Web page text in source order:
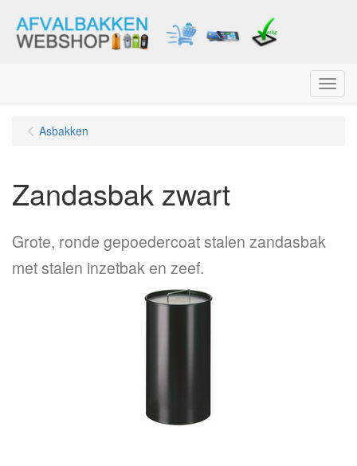
Menu
Asbakken
Zandasbak zwart
Grote, ronde gepoedercoat stalen zandasbak
met stalen inzetbak en zeef.